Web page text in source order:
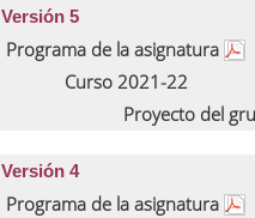
Versión 5
Programa de la asignatura
Curso 2021-22
Proyecto del
Versión 4
Programa de la asignatura